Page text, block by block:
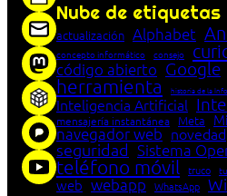
Nube de etiquetas
actualización Alphabet
concepto informático consejo
código abierto Google
herramienta historia de la
Inteligencia Artificial
mensajería instantánea Meta
navegador web novedad
seguridad Sistema
teléfono móvil truco
web webapp WhatsApp